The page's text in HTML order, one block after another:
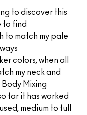
to discover this
to find
to match my pale
colors, when all
my neck and
Body Mixing
far it has worked
medium to full